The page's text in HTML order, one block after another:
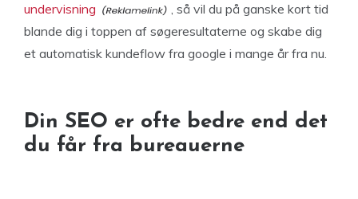
undervisning
, så vil du på ganske kort tid
blande dig i toppen af søgeresultaterne og skabe dig
et automatisk kundeflow fra google i mange år fra nu.
Din SEO er ofte bedre end det
du får fra bureauerne